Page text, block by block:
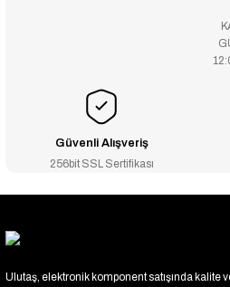
Güvenli Alışveriş
256bit SSL Sertifikası
Ulutaş, elektronik komponent satışında kalite